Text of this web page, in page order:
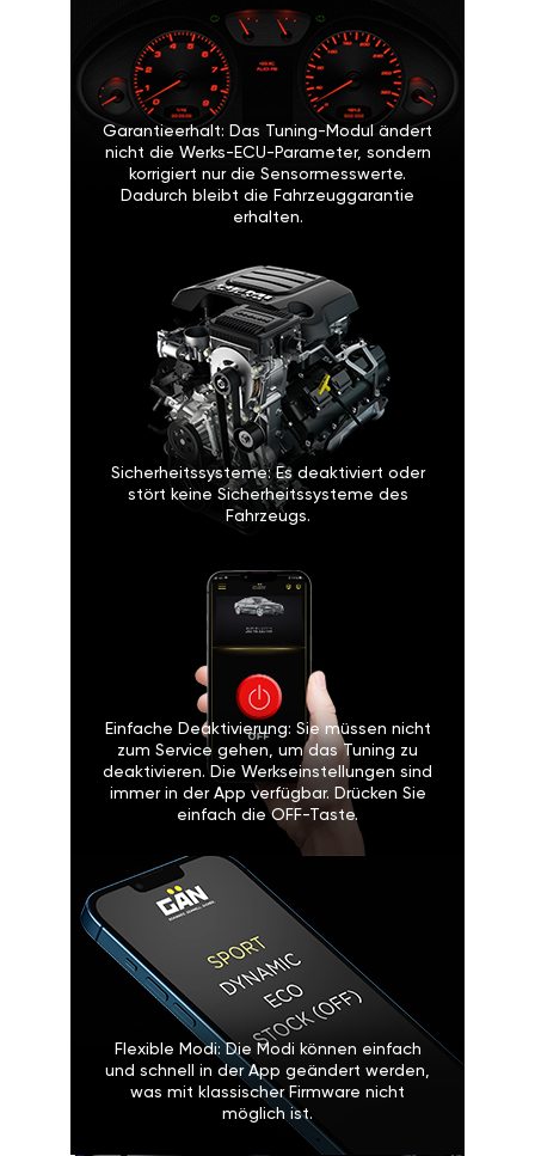
Garantieerhalt: Das Tuning-Modul ändert
nicht die Werks-ECU-Parameter, sondern
korrigiert nur die Sensormesswerte.
Dadurch bleibt die Fahrzeuggarantie
erhalten.
Sicherheitssysteme: Es deaktiviert oder
stört keine Sicherheitssysteme des
Fahrzeugs.
Einfache Deaktivierung: Sie müssen nicht
zum Service gehen, um das Tuning zu
deaktivieren. Die Werkseinstellungen sind
immer in der App verfügbar. Drücken Sie
einfach die OFF-Taste.
Flexible Modi: Die Modi können einfach
und schnell in der App geändert werden,
was mit klassischer Firmware nicht
möglich ist.